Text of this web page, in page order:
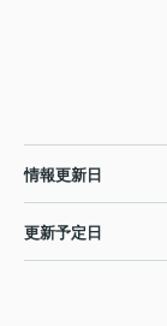
情報更新日
更新予定日